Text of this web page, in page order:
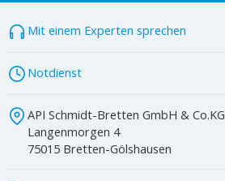
Mit einem Experten sprechen
Notdienst
API Schmidt-Bretten GmbH & Co.KG
Langenmorgen 4
75015 Bretten-Gölshausen